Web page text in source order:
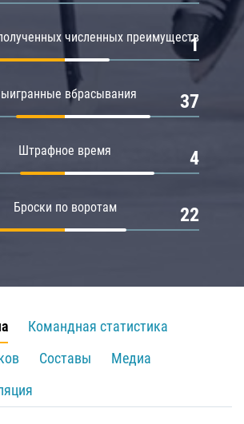
численных преимуществ
1
вбрасывания 37
Штрафное время 4
Броски по воротам 22
Командная статистика
Составы
Медиа